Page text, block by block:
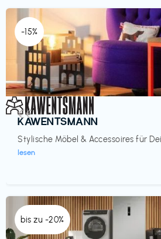
-15%
Einrichtung
KAWENTSMANN
Stylische Möbel & Accessoires für
lesen
€€‎
bis zu -20%